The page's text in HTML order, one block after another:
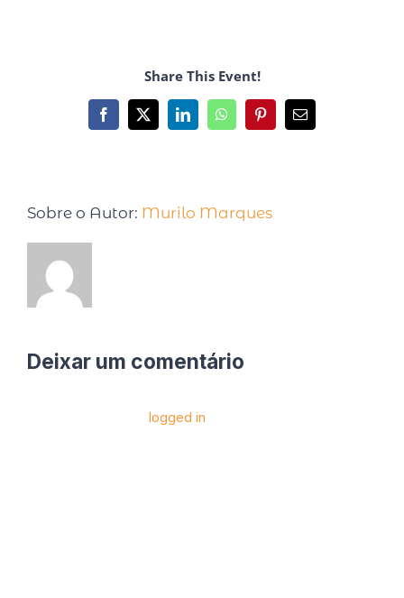
Share This Event!
Sobre o Autor: Murilo Marques
Deixar um comentário
logged in